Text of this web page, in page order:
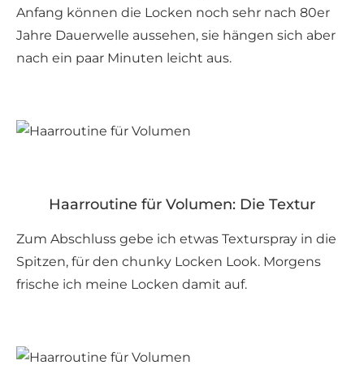
Anfang können die Locken noch sehr nach 80er
Jahre Dauerwelle aussehen, sie hängen sich aber
nach ein paar Minuten leicht aus.
Haarroutine für Volumen: Die Textur
Zum Abschluss gebe ich etwas Texturspray in die
Spitzen, für den chunky Locken Look. Morgens
frische ich meine Locken damit auf.